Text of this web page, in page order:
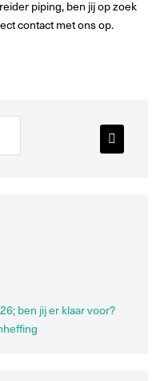
piping, ben jij op zoek
contact met ons op.
ben jij er klaar voor?